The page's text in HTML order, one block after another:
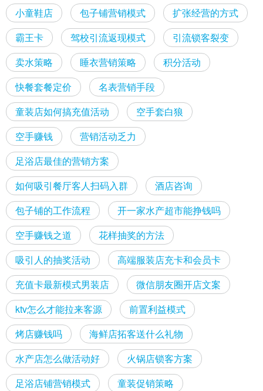
小童鞋店
包子铺营销模式
扩张经营的方式
霸王卡
驾校引流返现模式
引流锁客裂变
卖水策略
睡衣营销策略
积分活动
快餐套餐定价
名表营销手段
童装店如何搞充值活动
空手套白狼
空手赚钱
营销活动乏力
足浴店最佳的营销方案
如何吸引餐厅客人扫码入群
酒店咨询
包子铺的工作流程
开一家水产超市能挣钱吗
空手赚钱之道
花样抽奖的方法
吸引人的抽奖活动
高端服装店充卡和会员卡
充值卡最新模式男装店
微信朋友圈开店文案
ktv怎么才能拉来客源
前置利益模式
烤店赚钱吗
海鲜店拓客送什么礼物
水产店怎么做活动好
火锅店锁客方案
足浴店铺营销模式
童装促销策略